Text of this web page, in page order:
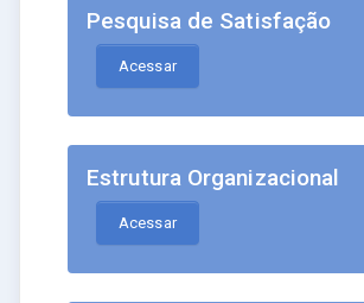
Pesquisa de Satisfação
Acessar
Estrutura Organizacional
Acessar